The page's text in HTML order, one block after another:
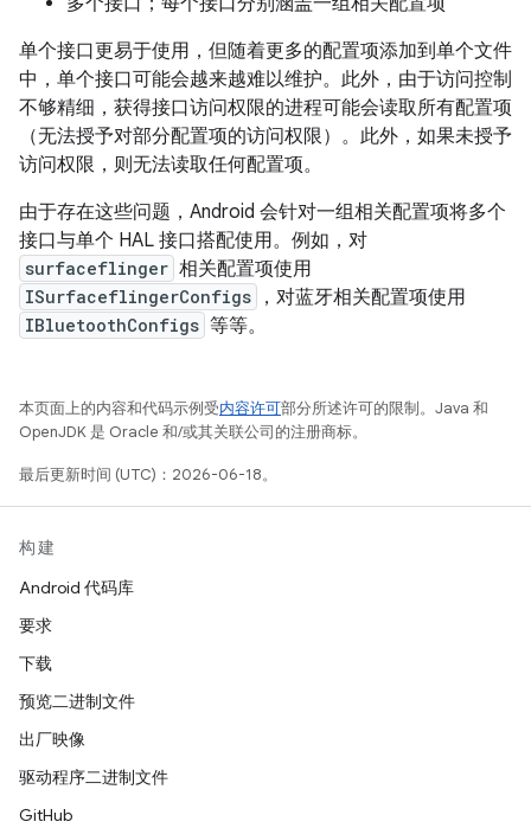
单个接口更易于使用，但随着更多的配置项添加到单个文件
中，单个接口可能会越来越难以维护。此外，由于访问控制
不够精细，获得接口访问权限的进程可能会读取所有配置项
（无法授予对部分配置项的访问权限）。此外，如果未授予
访问权限，则无法读取任何配置项。
由于存在这些问题，Android 会针对一组相关配置项将多个
接口与单个 HAL 接口搭配使用。例如，对
surfaceflinger 相关配置项使用
ISurfaceflingerConfigs ，对蓝牙相关配置项使用
IBluetoothConfigs 等等。
本页面上的内容和代码示例受内容许可部分所述许可的限制。Java 和
OpenJDK 是 Oracle 和/或其关联公司的注册商标。
最后更新时间 (UTC)：2026-06-18。
构建
Android 代码库
要求
下载
预览二进制文件
出厂映像
驱动程序二进制文件
GitHub